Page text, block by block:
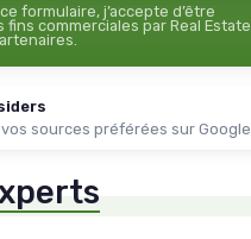
formulaire, j’accepte d’être
fins commerciales par Real Estate
sources préférées sur Google